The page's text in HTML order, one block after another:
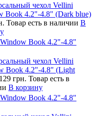
чехол Vellini
Book 4.2"-4.8" (Dark blue)
Товар есть в наличии В
Book 4.2"-4.8"
чехол Vellini
Book 4.2"-4.8" (Light
129 грн. Товар есть в
В корзину
Book 4.2"-4.8"